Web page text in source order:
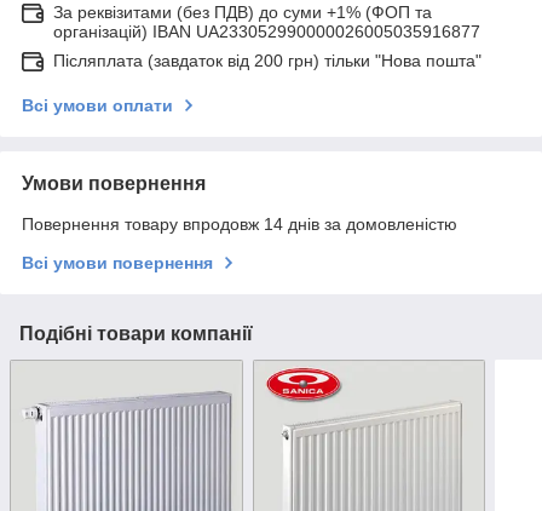
За реквізитами (без ПДВ) до суми +1% (ФОП та
організацій) IBAN UA233052990000026005035916877
Післяплата (завдаток від 200 грн) тільки "Нова пошта"
Всі умови оплати
Умови повернення
Повернення товару впродовж 14 днів за домовленістю
Всі умови повернення
Подібні товари компанії